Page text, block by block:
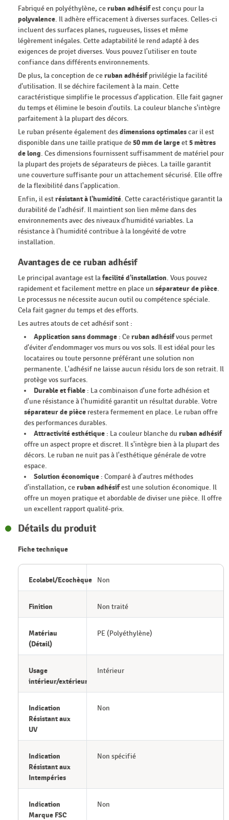
Fabriqué en polyéthylène, ceruban adhésifest conçu pour la
polyvalence. Il adhère efficacement à diverses surfaces. Celles-ci
incluent des surfaces planes, rugueuses, lisses et même
légèrement inégales. Cette adaptabilité le rend adapté à des
exigences de projet diverses. Vous pouvez l'utiliser en toute
confiance dans différents environnements.
De plus, la conception de ceruban adhésifprivilégie la facilité
d'utilisation. Il se déchire facilement à la main. Cette
caractéristique simplifie le processus d'application. Elle fait gagner
du temps et élimine le besoin d'outils. La couleur blanche s'intègre
parfaitement à la plupart des décors.
Le ruban présente également desdimensions optimalescar il est
disponible dans une taille pratique de50 mm de largeet5 mètres
de long. Ces dimensions fournissent suffisamment de matériel pour
la plupart des projets de séparateurs de pièces. La taille garantit
une couverture suffisante pour un attachement sécurisé. Elle offre
de la flexibilité dans l'application.
Enfin, il estrésistant à l'humidité. Cette caractéristique garantit la
durabilité de l'adhésif. Il maintient son lien même dans des
environnements avec des niveaux d'humidité variables. La
résistance à l'humidité contribue à la longévité de votre
installation.
Avantages de ce ruban adhésif
Le principal avantage est lafacilité d'installation. Vous pouvez
rapidement et facilement mettre en place un séparateur de pièce.
Le processus ne nécessite aucun outil ou compétence spéciale.
Cela fait gagner du temps et des efforts.
Les autres atouts de cet adhésif sont :
Application sans dommage : Ceruban adhésifvous permet
d'éviter d'endommager vos murs ou vos sols. Il est idéal pour les
locataires ou toute personne préférant une solution non
permanente. L'adhésif ne laisse aucun résidu lors de son retrait. Il
protège vos surfaces.
Durable et fiable : La combinaison d'une forte adhésion et
d'une résistance à l'humidité garantit un résultat durable. Votre
séparateur de piècerestera fermement en place. Le ruban offre
des performances durables.
Attractivité esthétique : La couleur blanche duruban adhésif
offre un aspect propre et discret. Il s'intègre bien à la plupart des
décors. Le ruban ne nuit pas à l'esthétique générale de votre
espace.
Solution économique : Comparé à d'autres méthodes
d'installation, ceruban adhésifest une solution économique. Il
offre un moyen pratique et abordable de diviser une pièce. Il offre
un excellent rapport qualité-prix.
Détails du produit
Fiche technique
Ecolabel/Ecochèque Non
Finition Non traité
Matériau
(Détail)
PE (Polyéthylène)
Usage
intérieur/extérieur
Intérieur
Indication
Résistant aux
UV
Non
Indication
Résistant aux
Intempéries
Non spécifié
Indication
Marque FSC
Non